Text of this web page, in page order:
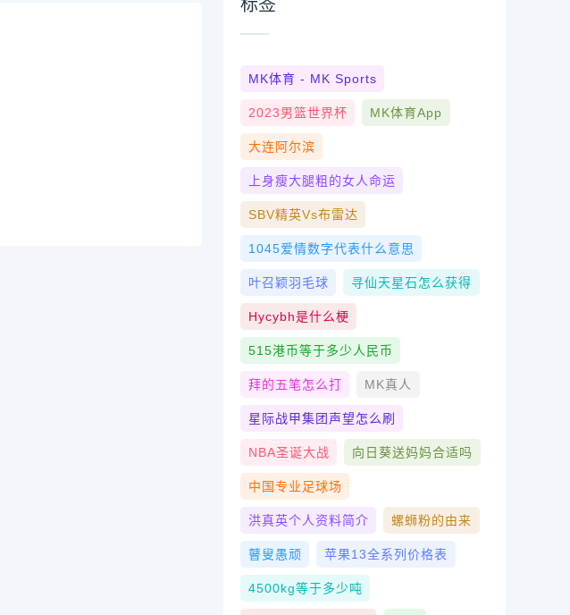
标签
MK体育 - MK Sports
2023男篮世界杯 MK体育App
大连阿尔滨
上身瘦大腿粗的女人命运
SBV精英vs布雷达
1045爱情数字代表什么意思
叶召颖羽毛球 寻仙天星石怎么获得
Hycybh是什么梗
515港币等于多少人民币
拜的五笔怎么打 MK真人
星际战甲集团声望怎么刷
NBA圣诞大战 向日葵送妈妈合适吗
中国专业足球场
洪真英个人资料简介 螺蛳粉的由来
瞽叟愚顽 苹果13全系列价格表
4500kg等于多少吨